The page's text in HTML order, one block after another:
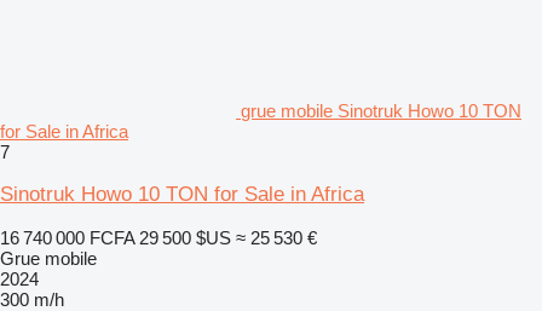
grue mobile Sinotruk Howo 10 TON
for Sale in Africa
7
Sinotruk Howo 10 TON for Sale in Africa
16 740 000 FCFA 29 500 $US ≈ 25 530 €
Grue mobile
2024
300 m/h